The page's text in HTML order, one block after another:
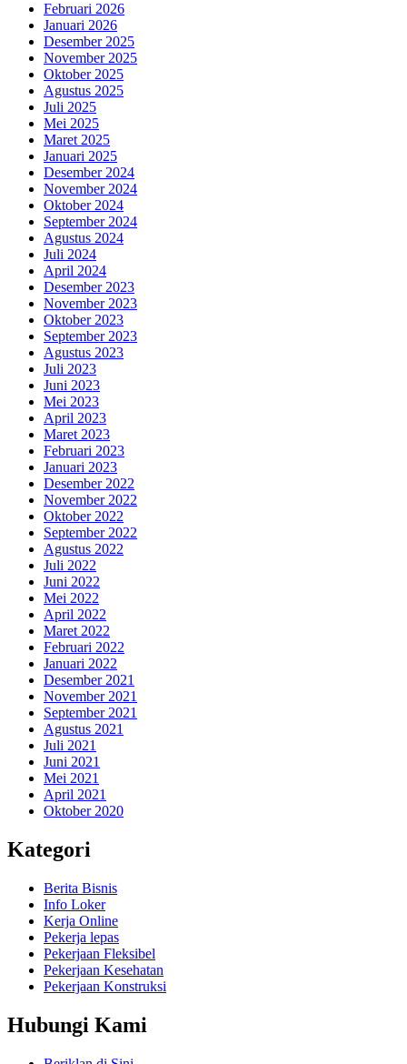
Februari 2026
Januari 2026
Desember 2025
November 2025
Oktober 2025
Agustus 2025
Juli 2025
Mei 2025
Maret 2025
Januari 2025
Desember 2024
November 2024
Oktober 2024
September 2024
Agustus 2024
Juli 2024
April 2024
Desember 2023
November 2023
Oktober 2023
September 2023
Agustus 2023
Juli 2023
Juni 2023
Mei 2023
April 2023
Maret 2023
Februari 2023
Januari 2023
Desember 2022
November 2022
Oktober 2022
September 2022
Agustus 2022
Juli 2022
Juni 2022
Mei 2022
April 2022
Maret 2022
Februari 2022
Januari 2022
Desember 2021
November 2021
September 2021
Agustus 2021
Juli 2021
Juni 2021
Mei 2021
April 2021
Oktober 2020
Kategori
Berita Bisnis
Info Loker
Kerja Online
Pekerja lepas
Pekerjaan Fleksibel
Pekerjaan Kesehatan
Pekerjaan Konstruksi
Hubungi Kami